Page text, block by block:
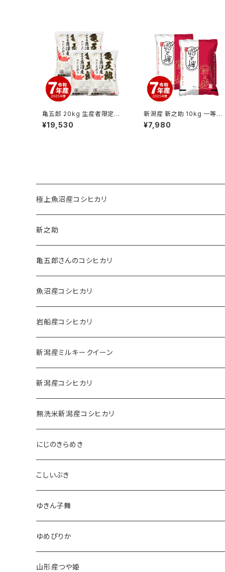
亀五郎 20kg 生産者限定米
魚沼産コシヒカリ 令和7年産
¥19,530
新潟産 新之助 10kg 一等米
令和7年産
¥7,980
極上魚沼産コシヒカリ
新之助
亀五郎さんのコシヒカリ
魚沼産コシヒカリ
岩船産コシヒカリ
新潟産ミルキークイーン
新潟産コシヒカリ
無洗米新潟産コシヒカリ
にじのきらめき
こしいぶき
ゆきん子舞
ゆめぴりか
山形産つや姫